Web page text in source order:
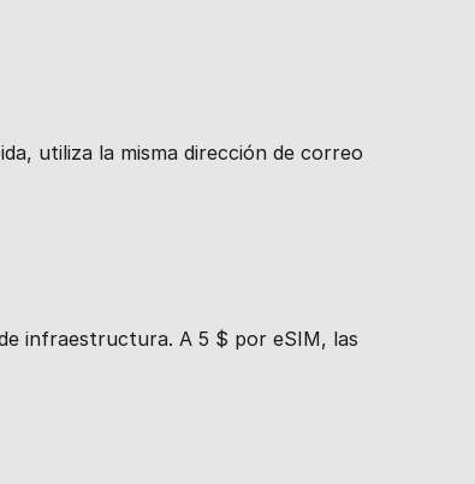
utiliza la misma dirección de correo
infraestructura. A 5 $ por eSIM, las